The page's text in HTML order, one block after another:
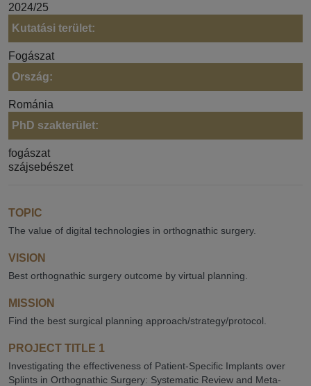
2024/25
Kutatási terület:
Fogászat
Ország:
Románia
PhD szakterület:
fogászat
szájsebészet
TOPIC
The value of digital technologies in orthognathic surgery.
VISION
Best orthognathic surgery outcome by virtual planning.
MISSION
Find the best surgical planning approach/strategy/protocol.
PROJECT TITLE 1
Investigating the effectiveness of Patient-Specific Implants over
Splints in Orthognathic Surgery: Systematic Review and Meta-